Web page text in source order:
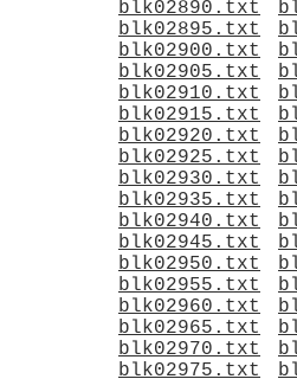
blk02890.txt
blk02895.txt
blk02900.txt
blk02905.txt
blk02910.txt
blk02915.txt
blk02920.txt
blk02925.txt
blk02930.txt
blk02935.txt
blk02940.txt
blk02945.txt
blk02950.txt
blk02955.txt
blk02960.txt
blk02965.txt
blk02970.txt
blk02975.txt